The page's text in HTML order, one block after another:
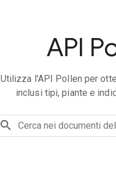
API
Utilizza l'API Pollen per
inclusi tipi, piante e